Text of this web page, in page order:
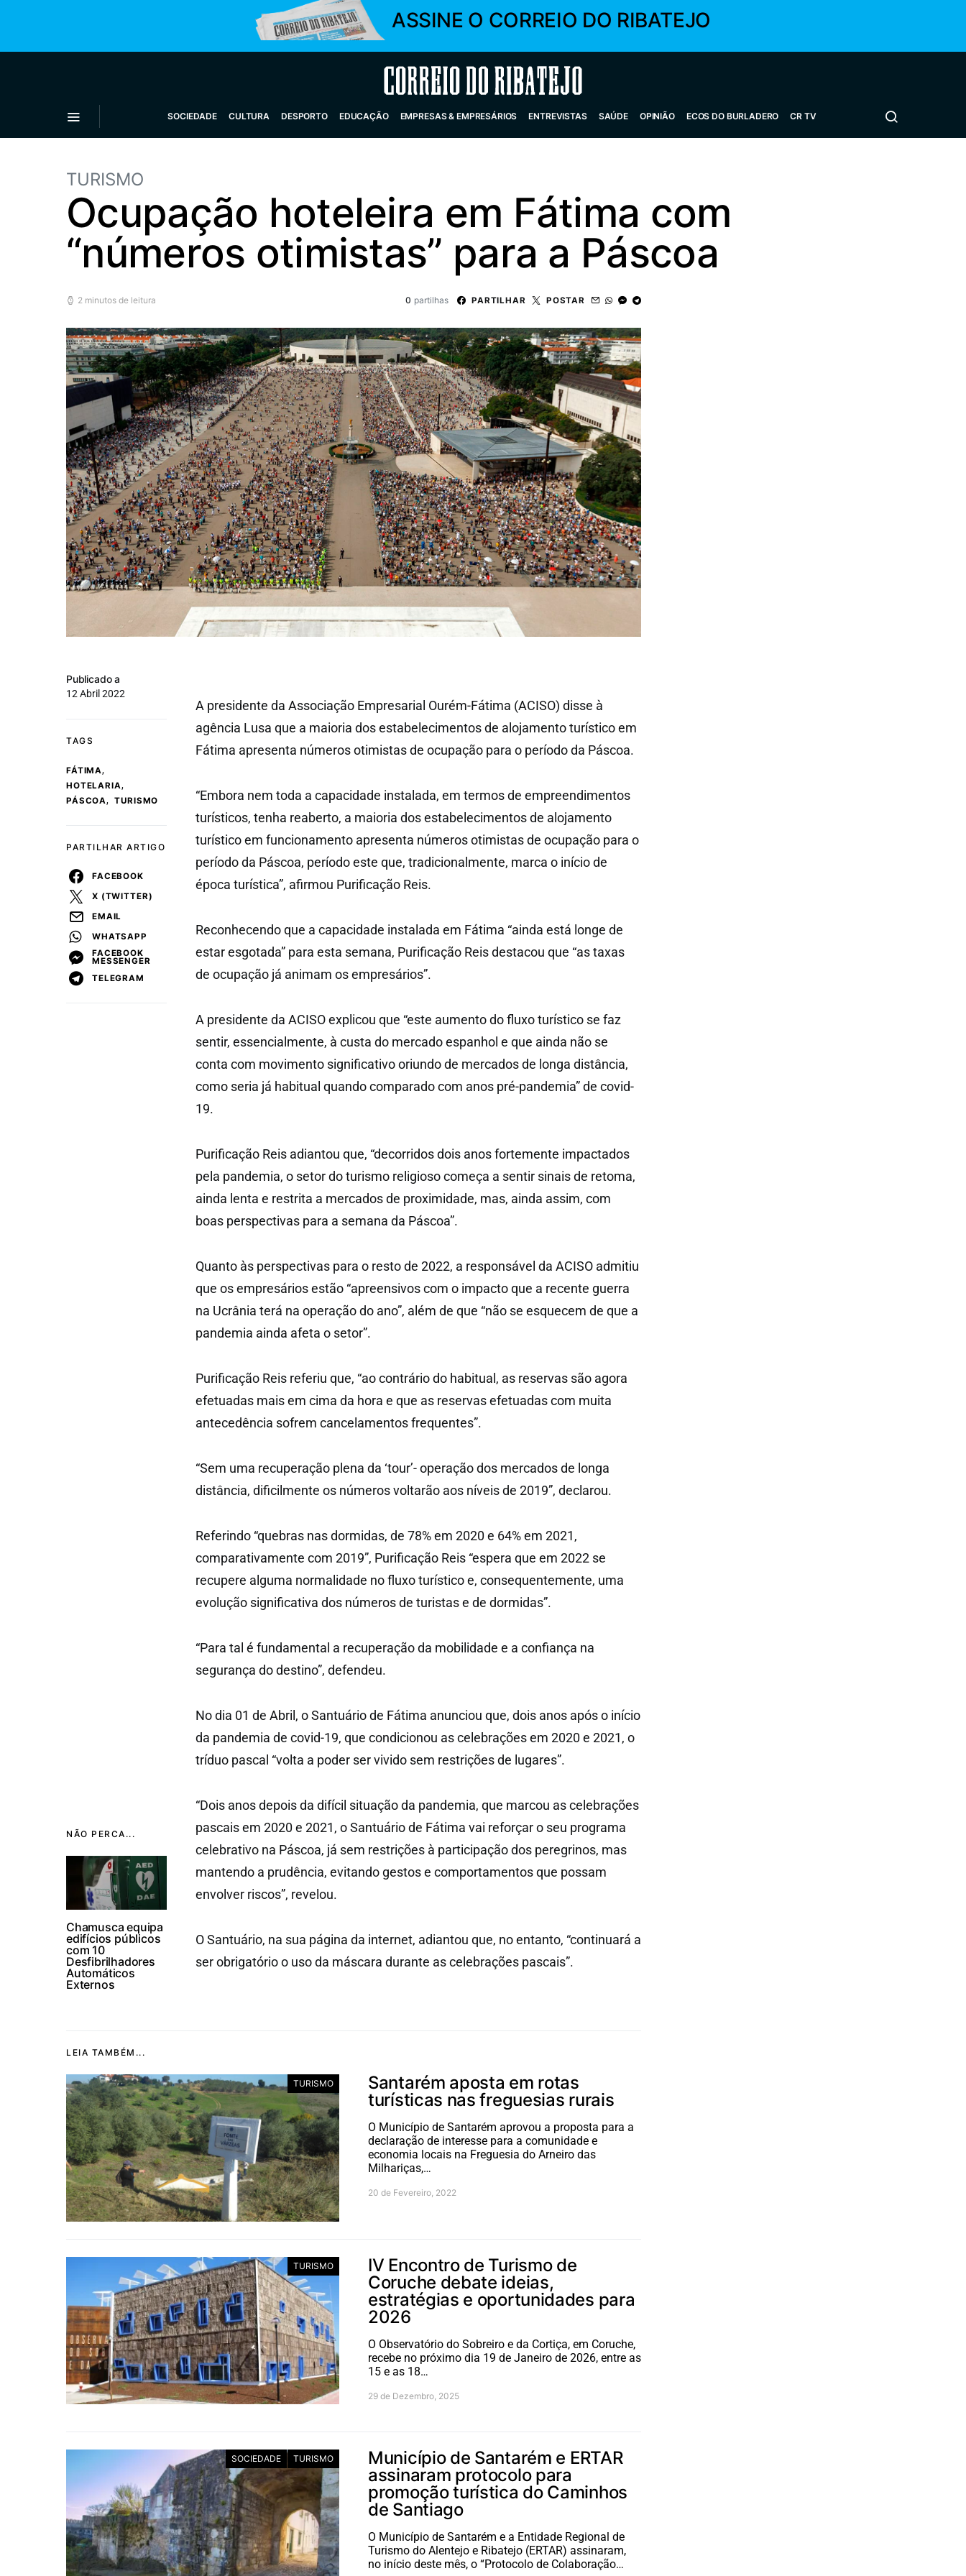
ASSINE O CORREIO DO RIBATEJO
Correio do Ribatejo
SOCIEDADE CULTURA DESPORTO EDUCAÇÃO EMPRESAS & EMPRESÁRIOS ENTREVISTAS SAÚDE OPINIÃO ECOS DO BURLADERO CR TV
TURISMO
Ocupação hoteleira em Fátima com
“números otimistas” para a Páscoa
2 minutos de leitura 0 partilhas PARTILHAR POSTAR
NÃO PERCA...
Chamusca equipa
edifícios públicos
com 10
Desfibrilhadores
Automáticos
Externos
Publicado a
12 Abril 2022
TAGS
FÁTIMA,
HOTELARIA,
PÁSCOA, TURISMO
PARTILHAR ARTIGO
FACEBOOK
X (TWITTER)
EMAIL
WHATSAPP
FACEBOOK
MESSENGER
TELEGRAM
A presidente da Associação Empresarial Ourém-Fátima (ACISO) disse à
agência Lusa que a maioria dos estabelecimentos de alojamento turístico em
Fátima apresenta números otimistas de ocupação para o período da Páscoa.
“Embora nem toda a capacidade instalada, em termos de empreendimentos
turísticos, tenha reaberto, a maioria dos estabelecimentos de alojamento
turístico em funcionamento apresenta números otimistas de ocupação para o
período da Páscoa, período este que, tradicionalmente, marca o início de
época turística”, afirmou Purificação Reis.
Reconhecendo que a capacidade instalada em Fátima “ainda está longe de
estar esgotada” para esta semana, Purificação Reis destacou que “as taxas
de ocupação já animam os empresários”.
A presidente da ACISO explicou que “este aumento do fluxo turístico se faz
sentir, essencialmente, à custa do mercado espanhol e que ainda não se
conta com movimento significativo oriundo de mercados de longa distância,
como seria já habitual quando comparado com anos pré-pandemia” de covid-
19.
Purificação Reis adiantou que, “decorridos dois anos fortemente impactados
pela pandemia, o setor do turismo religioso começa a sentir sinais de retoma,
ainda lenta e restrita a mercados de proximidade, mas, ainda assim, com
boas perspectivas para a semana da Páscoa”.
Quanto às perspectivas para o resto de 2022, a responsável da ACISO admitiu
que os empresários estão “apreensivos com o impacto que a recente guerra
na Ucrânia terá na operação do ano”, além de que “não se esquecem de que a
pandemia ainda afeta o setor”.
Purificação Reis referiu que, “ao contrário do habitual, as reservas são agora
efetuadas mais em cima da hora e que as reservas efetuadas com muita
antecedência sofrem cancelamentos frequentes”.
“Sem uma recuperação plena da ‘tour’- operação dos mercados de longa
distância, dificilmente os números voltarão aos níveis de 2019”, declarou.
Referindo “quebras nas dormidas, de 78% em 2020 e 64% em 2021,
comparativamente com 2019”, Purificação Reis “espera que em 2022 se
recupere alguma normalidade no fluxo turístico e, consequentemente, uma
evolução significativa dos números de turistas e de dormidas”.
“Para tal é fundamental a recuperação da mobilidade e a confiança na
segurança do destino”, defendeu.
No dia 01 de Abril, o Santuário de Fátima anunciou que, dois anos após o início
da pandemia de covid-19, que condicionou as celebrações em 2020 e 2021, o
tríduo pascal “volta a poder ser vivido sem restrições de lugares”.
“Dois anos depois da difícil situação da pandemia, que marcou as celebrações
pascais em 2020 e 2021, o Santuário de Fátima vai reforçar o seu programa
celebrativo na Páscoa, já sem restrições à participação dos peregrinos, mas
mantendo a prudência, evitando gestos e comportamentos que possam
envolver riscos”, revelou.
O Santuário, na sua página da internet, adiantou que, no entanto, “continuará a
ser obrigatório o uso da máscara durante as celebrações pascais”.
LEIA TAMBÉM...
TURISMO
Santarém aposta em rotas
turísticas nas freguesias rurais
O Município de Santarém aprovou a proposta para a
declaração de interesse para a comunidade e
economia locais na Freguesia do Arneiro das
Milhariças,…
20 de Fevereiro, 2022
TURISMO
IV Encontro de Turismo de
Coruche debate ideias,
estratégias e oportunidades para
2026
O Observatório do Sobreiro e da Cortiça, em Coruche,
recebe no próximo dia 19 de Janeiro de 2026, entre as
15 e as 18…
29 de Dezembro, 2025
SOCIEDADE TURISMO
Município de Santarém e ERTAR
assinaram protocolo para
promoção turística do Caminhos
de Santiago
O Município de Santarém e a Entidade Regional de
Turismo do Alentejo e Ribatejo (ERTAR) assinaram,
no início deste mês, o “Protocolo de Colaboração…